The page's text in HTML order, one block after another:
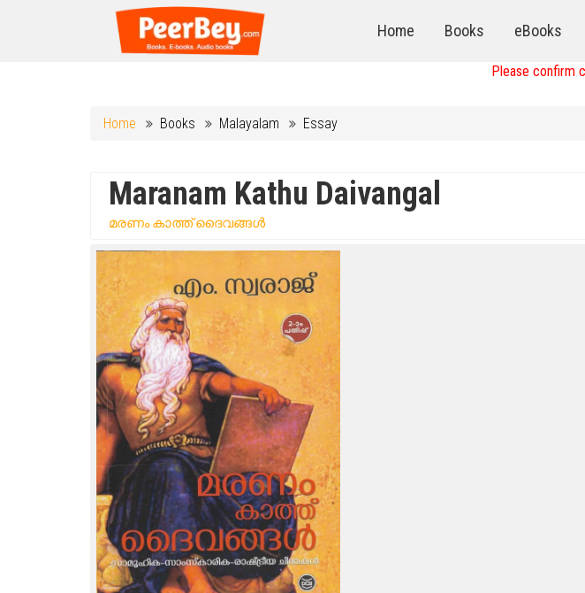
Home Books eBooks
Please confirm
Home Books Malayalam Essay
Maranam Kathu Daivangal
മരണം കാത്ത് ദൈവങ്ങൾ